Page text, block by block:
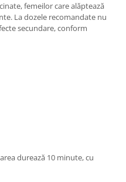
femeilor care alăptează
La dozele recomandate nu
secundare, conform
durează 10 minute, cu